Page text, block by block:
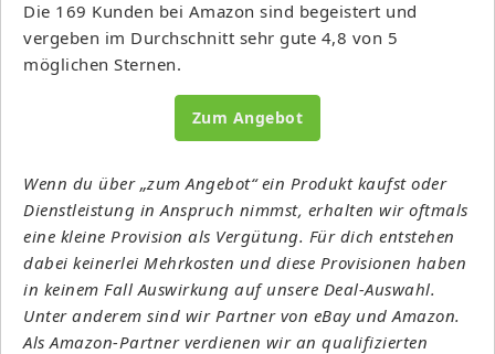
Die 169 Kunden bei Amazon sind begeistert und
vergeben im Durchschnitt sehr gute 4,8 von 5
möglichen Sternen.
Zum Angebot
Wenn du über „zum Angebot“ ein Produkt kaufst oder
Dienstleistung in Anspruch nimmst, erhalten wir oftmals
eine kleine Provision als Vergütung. Für dich entstehen
dabei keinerlei Mehrkosten und diese Provisionen haben
in keinem Fall Auswirkung auf unsere Deal-Auswahl.
Unter anderem sind wir Partner von eBay und Amazon.
Als Amazon-Partner verdienen wir an qualifizierten